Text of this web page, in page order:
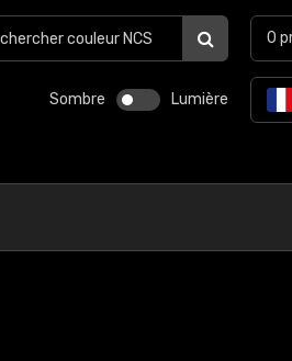
Sombre Lumière
0